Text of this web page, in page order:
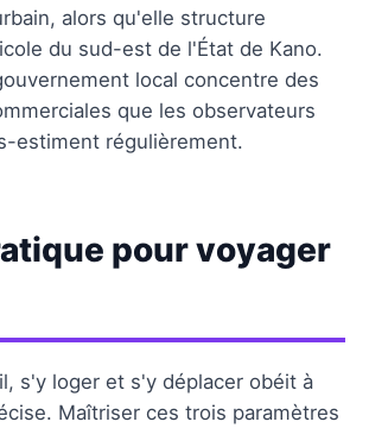
à prendre pour une visite sereine
alors qu'elle structure
du sud-est de l'État de Kano.
local concentre des
que les observateurs
estiment régulièrement.
pour voyager
s'y loger et s'y déplacer obéit à
Maîtriser ces trois paramètres